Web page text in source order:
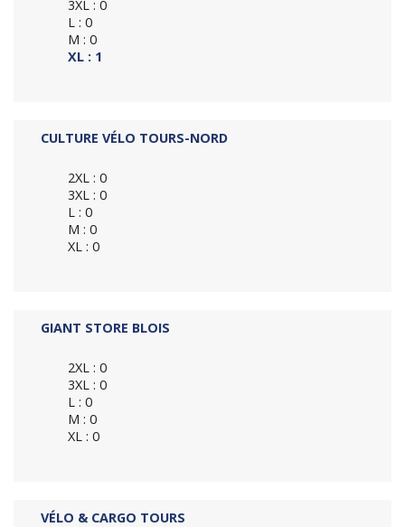
3XL : 0
L : 0
M : 0
XL : 1
CULTURE VÉLO TOURS-NORD
2XL : 0
3XL : 0
L : 0
M : 0
XL : 0
GIANT STORE BLOIS
2XL : 0
3XL : 0
L : 0
M : 0
XL : 0
VÉLO & CARGO TOURS